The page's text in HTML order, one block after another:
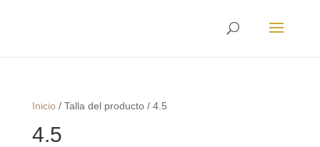
Inicio/ Talla del producto/ 4.5
4.5